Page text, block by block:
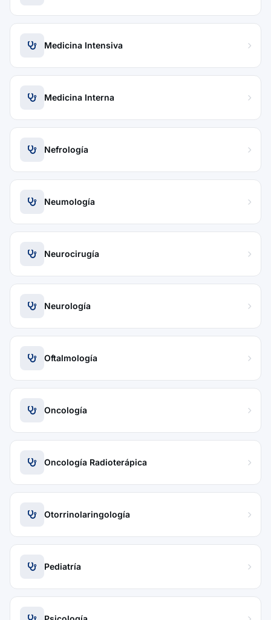
Medicina Intensiva
Medicina Interna
Nefrología
Neumología
Neurocirugía
Neurología
Oftalmología
Oncología
Oncología Radioterápica
Otorrinolaringología
Pediatría